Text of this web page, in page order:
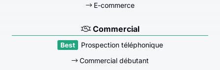
E-commerce
Commercial
Prospection téléphonique
Commercial débutant